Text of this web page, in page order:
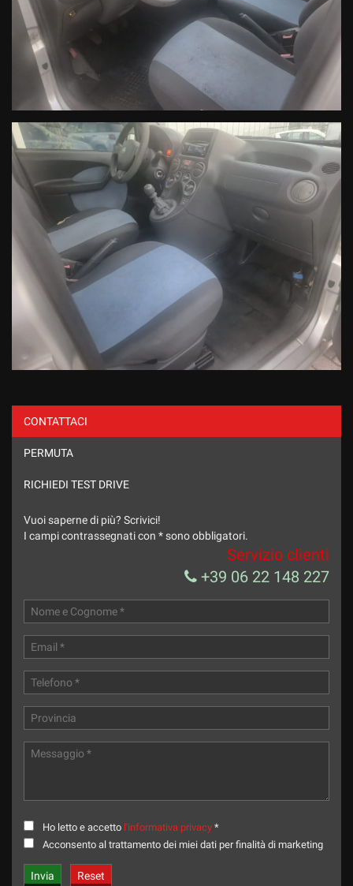
CONTATTACI
PERMUTA
RICHIEDI TEST DRIVE
Vuoi saperne di più? Scrivici!
I campi contrassegnati con * sono obbligatori.
Servizio clienti
+39 06 22 148 227
Ho letto e accetto l'informativa privacy *
Acconsento al trattamento dei miei dati per finalità di marketing